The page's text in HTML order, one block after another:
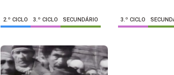
2.º CICLO 3.º CICLO SECUNDÁRIO 3.º CICLO